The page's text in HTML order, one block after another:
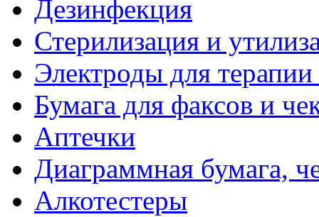
Дезинфекция
Стерилизация и
Электроды для
Бумага для факсов и
Аптечки
Диаграммная бумага,
Алкотестеры